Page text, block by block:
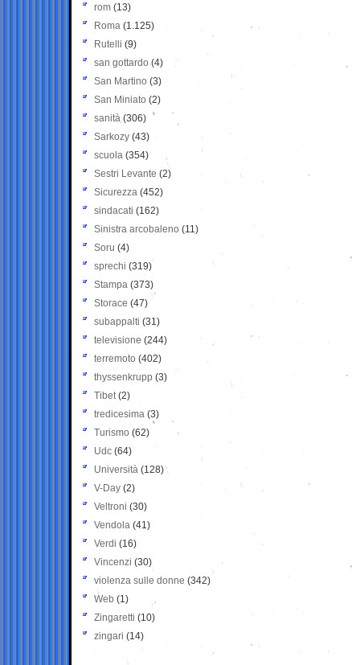
rom (13)
Roma (1.125)
Rutelli (9)
san gottardo (4)
San Martino (3)
San Miniato (2)
sanità (306)
Sarkozy (43)
scuola (354)
Sestri Levante (2)
Sicurezza (452)
sindacati (162)
Sinistra arcobaleno (11)
Soru (4)
sprechi (319)
Stampa (373)
Storace (47)
subappalti (31)
televisione(244)
terremoto (402)
thyssenkrupp (3)
Tibet(2)
tredicesima (3)
Turismo (62)
Udc (64)
Università (128)
V-Day (2)
Veltroni (30)
Vendola (41)
Verdi (16)
Vincenzi (30)
violenza sulle donne (342)
Web (1)
Zingaretti (10)
zingari (14)